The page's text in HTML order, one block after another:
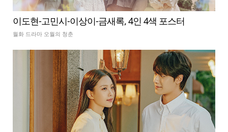
이도현-고민시-이상이-금새록, 4인 4색 포스터
월화 드라마 오월의 청춘